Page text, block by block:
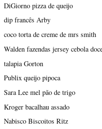
DiGiorno pizza de queijo
dip francês Arby
coco torta de creme de mrs smith
Walden fazendas jersey cebola
talapia Gorton
Publix queijo pipoca
Sara Lee mel pão de trigo
Kroger bacalhau assado
Nabisco Biscoitos Ritz